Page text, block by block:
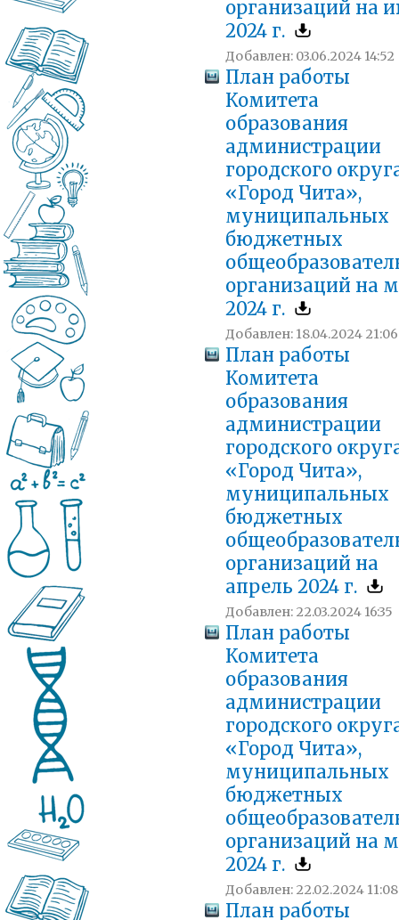
организаций на
2024 г.
Добавлен: 03.06.2024 14:52
План работы
Комитета
образования
администрации
городского
«Город Чита»,
муниципальных
бюджетных
организаций на
2024 г.
Добавлен: 18.04.2024 21:06
План работы
Комитета
образования
администрации
городского
«Город Чита»,
муниципальных
бюджетных
организаций на
апрель 2024 г.
Добавлен: 22.03.2024 16:35
План работы
Комитета
образования
администрации
городского
«Город Чита»,
муниципальных
бюджетных
организаций на
2024 г.
Добавлен: 22.02.2024 11:08
План работы